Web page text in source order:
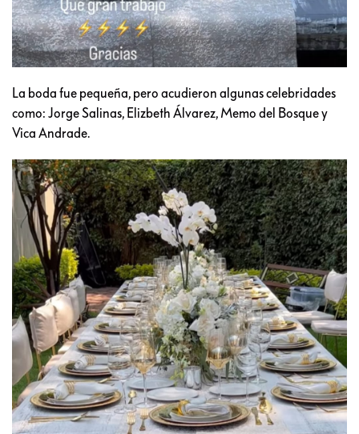
La boda fue pequeña, pero acudieron algunas celebridades
como: Jorge Salinas, Elizbeth Álvarez, Memo del Bosque y
Vica Andrade.